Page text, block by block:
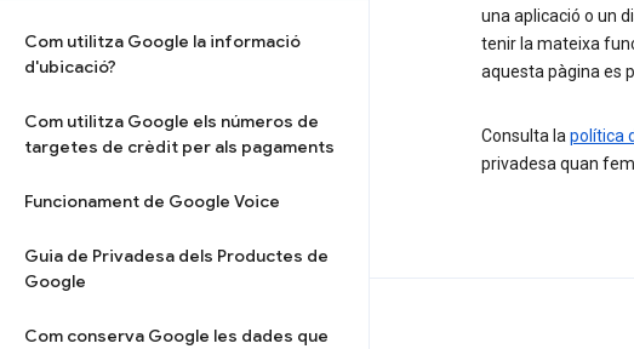
Com utilitza Google la informació
d'ubicació?
Com utilitza Google els números de
targetes de crèdit per als pagaments
Funcionament de Google Voice
Guia de Privadesa dels Productes de
Google
Com conserva Google les dades que
una aplicació o un
tenir la mateixa
aquesta pàgina es
Consulta lapolítica
privadesa quan